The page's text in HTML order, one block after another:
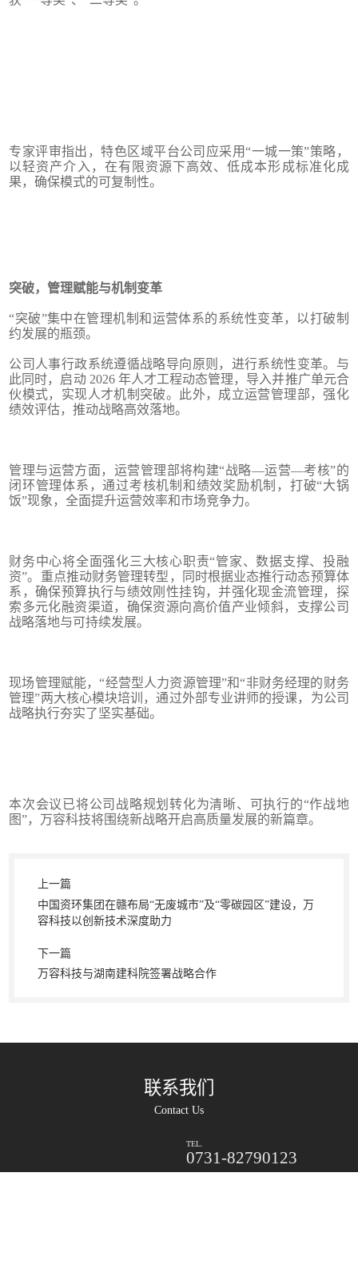
专家评审指出，特色区域平台公司应采用“一城一策”策略，
以轻资产介入，在有限资源下高效、低成本形成标准化成
果，确保模式的可复制性。
突破，管理赋能与机制变革
“突破”集中在管理机制和运营体系的系统性变革，以打破制
约发展的瓶颈。
公司人事行政系统遵循战略导向原则，进行系统性变革。与
此同时，启动 2026 年人才工程动态管理，导入并推广单元合
伙模式，实现人才机制突破。此外，成立运营管理部，强化
绩效评估，推动战略高效落地。
管理与运营方面，运营管理部将构建“战略—运营—考核”的
闭环管理体系，通过考核机制和绩效奖励机制，打破“大锅
饭”现象，全面提升运营效率和市场竞争力。
财务中心将全面强化三大核心职责“管家、数据支撑、投融
资”。重点推动财务管理转型，同时根据业态推行动态预算体
系，确保预算执行与绩效刚性挂钩，并强化现金流管理，探
索多元化融资渠道，确保资源向高价值产业倾斜，支撑公司
战略落地与可持续发展。
现场管理赋能，“经营型人力资源管理”和“非财务经理的财务
管理”两大核心模块培训，通过外部专业讲师的授课，为公司
战略执行夯实了坚实基础。
本次会议已将公司战略规划转化为清晰、可执行的“作战地
图”，万容科技将围绕新战略开启高质量发展的新篇章。
上一篇
中国资环集团在赣布局“无废城市”及“零碳园区”建设，万
容科技以创新技术深度助力
下一篇
万容科技与湖南建科院签署战略合作
联系我们
Contact Us
TEL.
0731-82790123